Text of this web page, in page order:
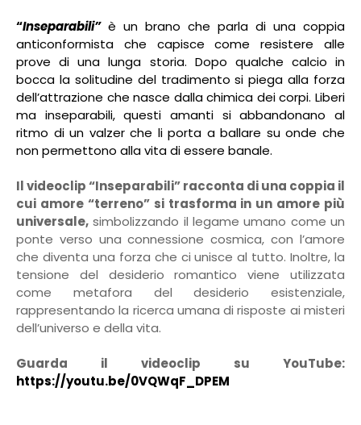
“Inseparabili”è un brano che parla di una coppia
anticonformista che capisce come resistere alle
prove di una lunga storia. Dopo qualche calcio in
bocca la solitudine del tradimento si piega alla forza
dell’attrazione che nasce dalla chimica dei corpi. Liberi
ma inseparabili, questi amanti si abbandonano al
ritmo di un valzer che li porta a ballare su onde che
non permettono alla vita di essere banale.
Il videoclip “Inseparabili” racconta di una coppia il
cui amore “terreno” si trasforma in un amore più
universale, simbolizzando il legame umano come un
ponte verso una connessione cosmica, con l’amore
che diventa una forza che ci unisce al tutto. Inoltre, la
tensione del desiderio romantico viene utilizzata
come metafora del desiderio esistenziale,
rappresentando la ricerca umana di risposte ai misteri
dell’universo e della vita.
Guarda il videoclip su YouTube:
https://youtu.be/0VQWqF_DPEM